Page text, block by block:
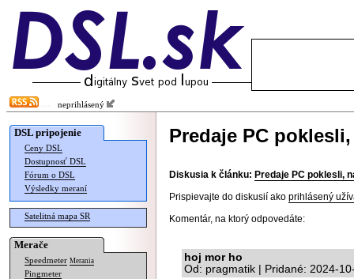
neprihlásený
DSL pripojenie
Ceny DSL
Dostupnosť DSL
Fórum o DSL
Výsledky meraní
Satelitná mapa SR
Merače
Speedmeter Merania
Pingmeter
Predaje PC
Diskusia k článku: Predaje PC poklesli,
Prispievajte do diskusií ako prihlásený
Komentár, na ktorý odpovedáte:
hoj mor ho
Od: pragmatik | Pridané: 2024-